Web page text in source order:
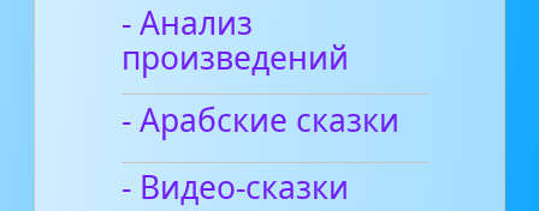
- Анализ
произведений
- Арабские сказки
- Видео-сказки